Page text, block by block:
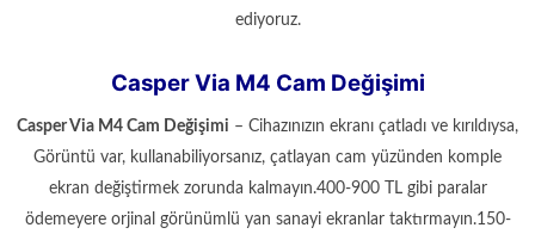
ediyoruz.
Casper Via M4 Cam Değişimi
Casper Via M4 Cam Değişimi – Cihazınızın ekranı çatladı ve kırıldıysa,
Görüntü var, kullanabiliyorsanız, çatlayan cam yüzünden komple
ekran değiştirmek zorunda kalmayın.400-900 TL gibi paralar
ödemeyere orjinal görünümlü yan sanayi ekranlar taktırmayın.150-